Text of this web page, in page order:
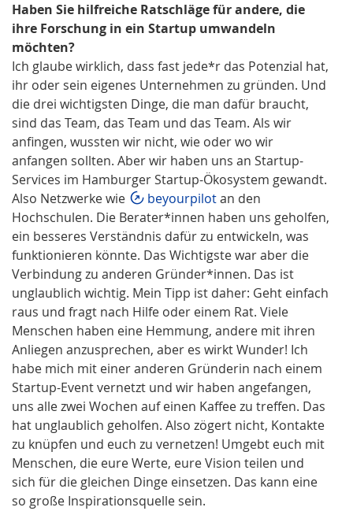
Haben Sie hilfreiche Ratschläge für andere, die
ihre Forschung in ein Startup umwandeln
möchten?
Ich glaube wirklich, dass fast jede*r das Potenzial hat,
ihr oder sein eigenes Unternehmen zu gründen. Und
die drei wichtigsten Dinge, die man dafür braucht,
sind das Team, das Team und das Team. Als wir
anfingen, wussten wir nicht, wie oder wo wir
anfangen sollten. Aber wir haben uns an Startup-
Services im Hamburger Startup-Ökosystem gewandt.
Also Netzwerke wie
beyourpilotan den
Hochschulen. Die Berater*innen haben uns geholfen,
ein besseres Verständnis dafür zu entwickeln, was
funktionieren könnte. Das Wichtigste war aber die
Verbindung zu anderen Gründer*innen. Das ist
unglaublich wichtig. Mein Tipp ist daher: Geht einfach
raus und fragt nach Hilfe oder einem Rat. Viele
Menschen haben eine Hemmung, andere mit ihren
Anliegen anzusprechen, aber es wirkt Wunder! Ich
habe mich mit einer anderen Gründerin nach einem
Startup-Event vernetzt und wir haben angefangen,
uns alle zwei Wochen auf einen Kaffee zu treffen. Das
hat unglaublich geholfen. Also zögert nicht, Kontakte
zu knüpfen und euch zu vernetzen! Umgebt euch mit
Menschen, die eure Werte, eure Vision teilen und
sich für die gleichen Dinge einsetzen. Das kann eine
so große Inspirationsquelle sein.